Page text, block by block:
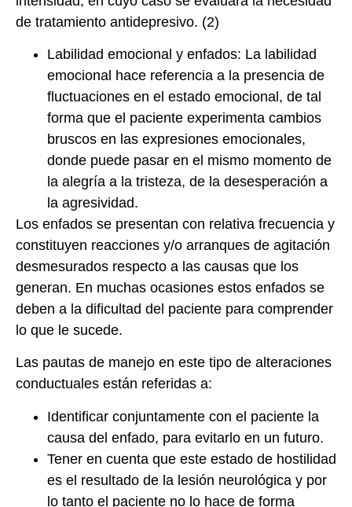
de tratamiento antidepresivo. (2)
Labilidad emocional y enfados: La labilidad
emocional hace referencia a la presencia de
fluctuaciones en el estado emocional, de tal
forma que el paciente experimenta cambios
bruscos en las expresiones emocionales,
donde puede pasar en el mismo momento de
la alegría a la tristeza, de la desesperación a
la agresividad.
Los enfados se presentan con relativa frecuencia y
constituyen reacciones y/o arranques de agitación
desmesurados respecto a las causas que los
generan. En muchas ocasiones estos enfados se
deben a la dificultad del paciente para comprender
lo que le sucede.
Las pautas de manejo en este tipo de alteraciones
conductuales están referidas a:
Identificar conjuntamente con el paciente la
causa del enfado, para evitarlo en un futuro.
Tener en cuenta que este estado de hostilidad
es el resultado de la lesión neurológica y por
lo tanto el paciente no lo hace de forma